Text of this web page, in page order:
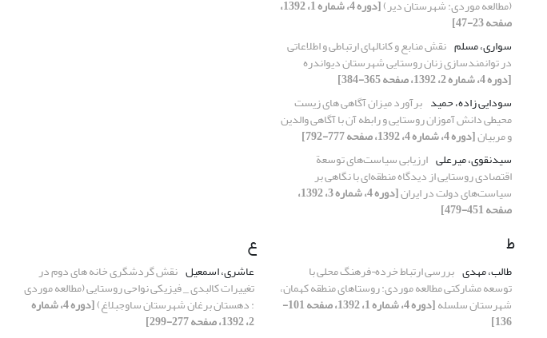
(مطالعه موردی: شهرستان دیر) [دوره 4، شماره 1، 1392،
صفحه 23-47]
سواری، مسلم نقش منابع و کانال‏های ارتباطی و اطلاعاتی
در توانمندسازی زنان روستایی شهرستان دیواندره
[دوره 4، شماره 2، 1392، صفحه 365-384]
سودایی زاده، حمید برآورد میزان آگاهی های زیست
محیطی دانش آموزان روستایی و رابطه آن با آگاهی والدین
و مربیان[دوره 4، شماره 4، 1392، صفحه 777-792]
سیدنقوی، میرعلی ارزیابی سیاست‌های توسعة
اقتصادی روستایی از دیدگاه منطقه‌ای با نگاهی بر
سیاست‌های دولت در ایران [دوره 4، شماره 3، 1392،
صفحه 451-479]
ط
طالب، مهدی بررسی ارتباط خرده¬فرهنگ محلی با
توسعه مشارکتی مطالعه موردی: روستاهای منطقه کهمان،
شهرستان سلسله [دوره 4، شماره 1، 1392، صفحه 101-
136]
ع
عاشری، اسمعیل نقش گردشگری خانه های دوم در
تغییرات کالبدی _ فیزیکی نواحی روستایی (مطالعه موردی
: دهستان برغان شهرستان ساوجبلاغ) [دوره 4، شماره
2، 1392، صفحه 277-299]